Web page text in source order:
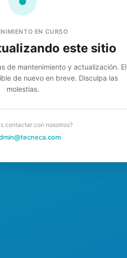
EN CURSO
este sitio
de mantenimiento y actualización. El
de nuevo en breve. Disculpa las
molestias.
contactar con nosotros?